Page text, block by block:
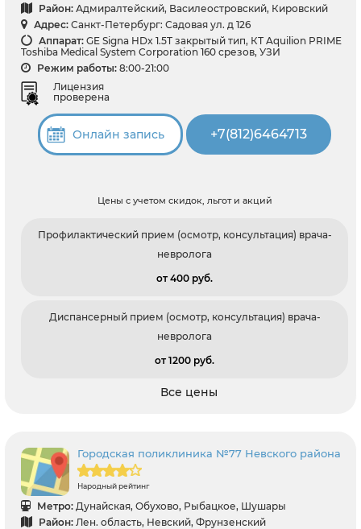
Район: Адмиралтейский, Василеостровский, Кировский
Адрес: Санкт-Петербург: Садовая ул. д 126
Аппарат: GE Signa HDx 1.5T закрытый тип, КТ Aquilion PRIME
Toshiba Medical System Corporation 160 срезов, УЗИ
Режим работы: 8:00-21:00
Лицензия
проверена
Онлайн запись +7(812)6464713
Цены с учетом скидок, льгот и акций
Профилактический прием (осмотр, консультация) врача-
невролога
от 400 pуб.
Диспансерный прием (осмотр, консультация) врача-
невролога
от 1200 pуб.
Все цены
Городская поликлиника №77 Невского района
Народный рейтинг
Метро: Дунайская, Обухово, Рыбацкое, Шушары
Район: Лен. область, Невский, Фрунзенский